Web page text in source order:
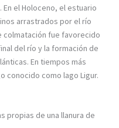
el Holoceno, el estuario
arrastrados por el río
colmatación fue favorecido
del río y la formación de
En tiempos más
conocido como lago Ligur.
propias de una llanura de